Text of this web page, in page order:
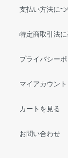
支払い方法につ
特定商取引法
プライバシー
マイアカウント
カートを見る
お問い合わせ